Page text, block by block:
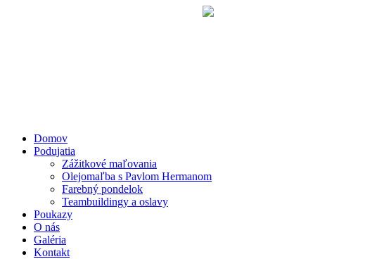
Domov
Podujatia
Zážitkové maľovania
Olejomaľba s Pavlom Hermanom
Farebný pondelok
Teambuildingy a oslavy
Poukazy
O nás
Galéria
Kontakt